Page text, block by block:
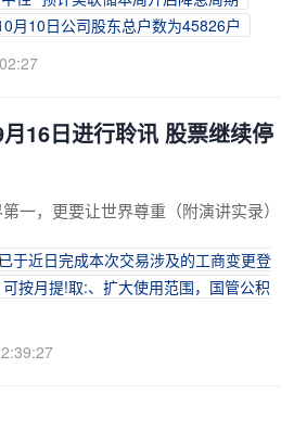
月10日公司股东总户数为45826户
16日进行聆讯 股票继续停
一，更要让世界尊重（附演讲实录）
于近日完成本次交易涉及的工商变更登
可按月提!取:、扩大使用范围，国管公积